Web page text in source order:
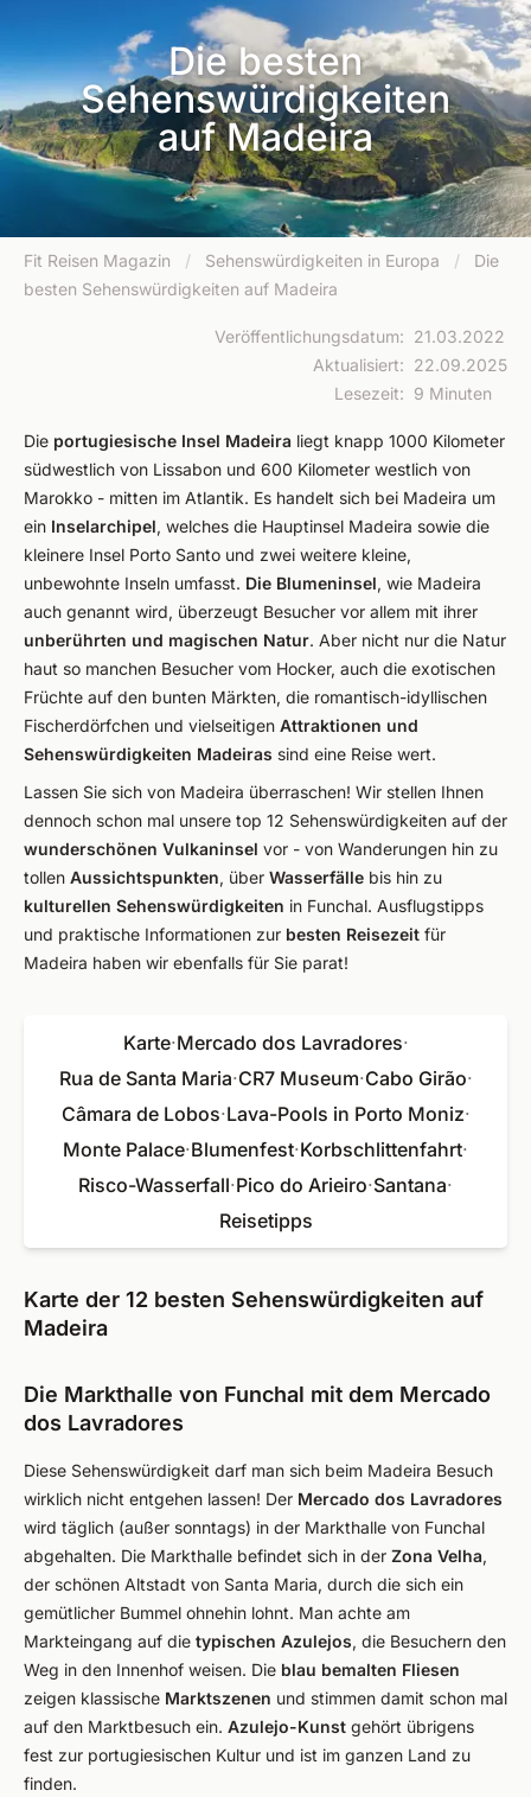
Die besten
Sehenswürdigkeiten
auf Madeira
Fit Reisen Magazin / Sehenswürdigkeiten in Europa /
Die
besten Sehenswürdigkeiten auf Madeira
Veröffentlichungsdatum: 21.03.2022
Aktualisiert: 22.09.2025
Lesezeit: 9 Minuten
Die portugiesische Insel Madeira liegt knapp 1000 Kilometer
südwestlich von Lissabon und 600 Kilometer westlich von
Marokko - mitten im Atlantik. Es handelt sich bei Madeira um
ein Inselarchipel, welches die Hauptinsel Madeira sowie die
kleinere Insel Porto Santo und zwei weitere kleine,
unbewohnte Inseln umfasst. Die Blumeninsel, wie Madeira
auch genannt wird, überzeugt Besucher vor allem mit ihrer
unberührten und magischen Natur. Aber nicht nur die Natur
haut so manchen Besucher vom Hocker, auch die exotischen
Früchte auf den bunten Märkten, die romantisch-idyllischen
Fischerdörfchen und vielseitigen Attraktionen und
Sehenswürdigkeiten Madeiras sind eine Reise wert.
Lassen Sie sich von Madeira überraschen! Wir stellen Ihnen
dennoch schon mal unsere top 12 Sehenswürdigkeiten auf der
wunderschönen Vulkaninsel vor - von Wanderungen hin zu
tollen Aussichtspunkten, über Wasserfälle bis hin zu
kulturellen Sehenswürdigkeiten in Funchal. Ausflugstipps
und praktische Informationen zur besten Reisezeit für
Madeira haben wir ebenfalls für Sie parat!
Karte·Mercado dos Lavradores·
Rua de Santa Maria·CR7 Museum·Cabo Girão·
Câmara de Lobos·Lava-Pools in Porto Moniz·
Monte Palace·Blumenfest·Korbschlittenfahrt·
Risco-Wasserfall·Pico do Arieiro·Santana·
Reisetipps
Karte der 12 besten Sehenswürdigkeiten auf
Madeira
Die Markthalle von Funchal mit dem Mercado
dos Lavradores
Diese Sehenswürdigkeit darf man sich beim Madeira Besuch
wirklich nicht entgehen lassen! Der Mercado dos Lavradores
wird täglich (außer sonntags) in der Markthalle von Funchal
abgehalten. Die Markthalle befindet sich in der Zona Velha,
der schönen Altstadt von Santa Maria, durch die sich ein
gemütlicher Bummel ohnehin lohnt. Man achte am
Markteingang auf die typischen Azulejos, die Besuchern den
Weg in den Innenhof weisen. Die blau bemalten Fliesen
zeigen klassische Marktszenen und stimmen damit schon mal
auf den Marktbesuch ein. Azulejo-Kunst gehört übrigens
fest zur portugiesischen Kultur und ist im ganzen Land zu
finden.